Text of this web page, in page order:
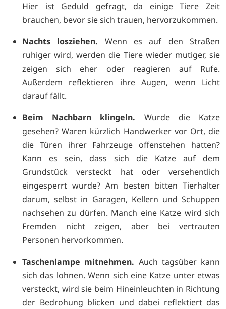
Hier ist Geduld gefragt, da einige Tiere Zeit
brauchen, bevor sie sich trauen, hervorzukommen.
Nachts losziehen. Wenn es auf den Straßen
ruhiger wird, werden die Tiere wieder mutiger, sie
zeigen sich eher oder reagieren auf Rufe.
Außerdem reflektieren ihre Augen, wenn Licht
darauf fällt.
Beim Nachbarn klingeln. Wurde die Katze
gesehen? Waren kürzlich Handwerker vor Ort, die
die Türen ihrer Fahrzeuge offenstehen hatten?
Kann es sein, dass sich die Katze auf dem
Grundstück versteckt hat oder versehentlich
eingesperrt wurde? Am besten bitten Tierhalter
darum, selbst in Garagen, Kellern und Schuppen
nachsehen zu dürfen. Manch eine Katze wird sich
Fremden nicht zeigen, aber bei vertrauten
Personen hervorkommen.
Taschenlampe mitnehmen. Auch tagsüber kann
sich das lohnen. Wenn sich eine Katze unter etwas
versteckt, wird sie beim Hineinleuchten in Richtung
der Bedrohung blicken und dabei reflektiert das